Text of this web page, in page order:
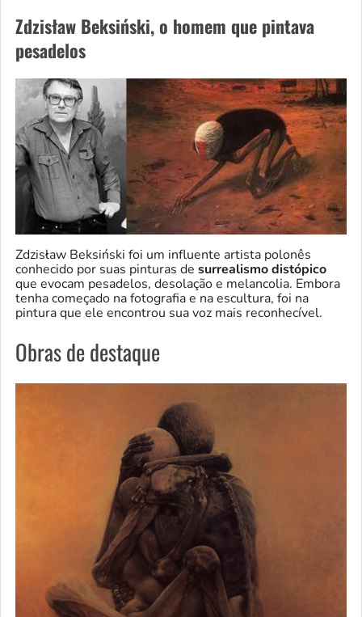
Zdzisław Beksiński, o homem que pintava
pesadelos
Zdzisław Beksiński foi um influente artista polonês
conhecido por suas pinturas de surrealismo distópico
que evocam pesadelos, desolação e melancolia. Embora
tenha começado na fotografia e na escultura, foi na
pintura que ele encontrou sua voz mais reconhecível.
Obras de destaque